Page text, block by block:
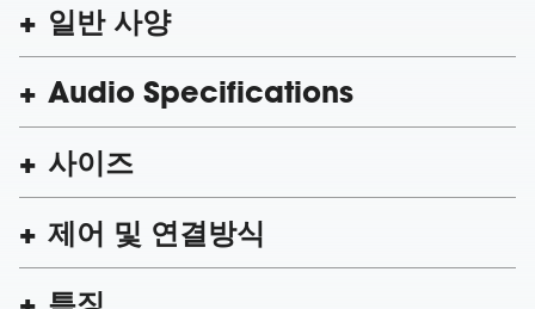
일반 사양
Audio Specifications
사이즈
제어 및 연결방식